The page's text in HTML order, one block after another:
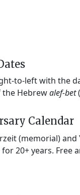
to-left with the
Hebrewalef-bet
Calendar
(memorial)
20+ years. Free